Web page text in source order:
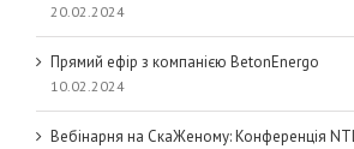
20.02.2024
Прямий ефір з компанією BetonEnergo
10.02.2024
Вебінарня на СкаЖеному: Конференція